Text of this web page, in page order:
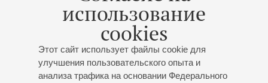
использование
cookies
Этот сайт использует файлы cookie для
улучшения пользовательского опыта и
анализа трафика на основании Федерального
(c 1984), концертмейстер Камерного оркестра
Заслуженного коллектива России. Неоднократно
выступал с оркестром в качестве солиста, в том числе –
на гастролях в Японии и Германии.